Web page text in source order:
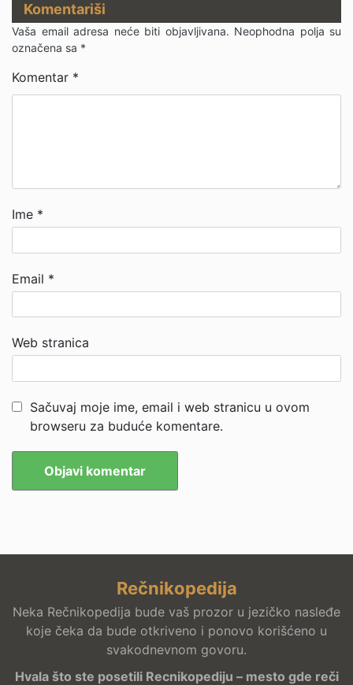
Komentariši
Vaša email adresa neće biti objavljivana. Neophodna polja su
označena sa *
Komentar *
Ime *
Email *
Web stranica
Sačuvaj moje ime, email i web stranicu u ovom
browseru za buduće komentare.
Rečnikopedija
Neka Rečnikopedija bude vaš prozor u jezičko nasleđe
koje čeka da bude otkriveno i ponovo korišćeno u
svakodnevnom govoru.
Hvala što ste posetili Recnikopediju – mesto gde reči